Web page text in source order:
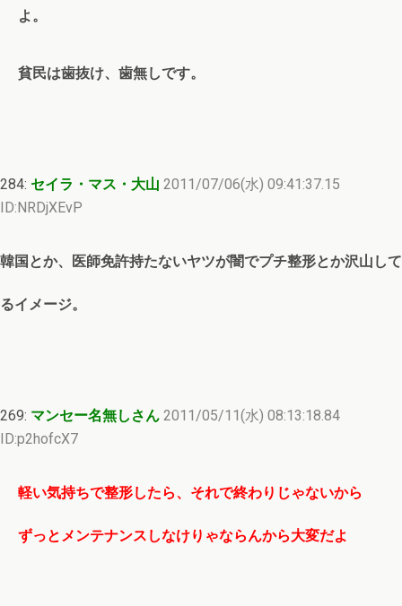
よ。
貧民は歯抜け、歯無しです。
284: セイラ・マス・大山 2011/07/06(水) 09:41:37.15
ID:NRDjXEvP
韓国とか、医師免許持たないヤツが闇でプチ整形とか沢山して
るイメージ。
269: マンセー名無しさん 2011/05/11(水) 08:13:18.84
ID:p2hofcX7
軽い気持ちで整形したら、それで終わりじゃないから
ずっとメンテナンスしなけりゃならんから大変だよ